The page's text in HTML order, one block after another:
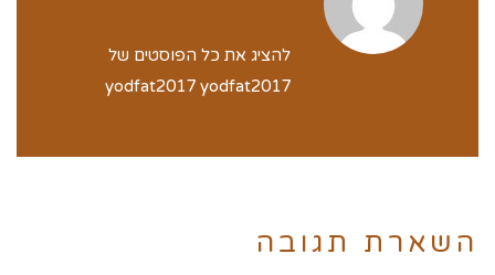
להציג את כל הפוסטים של
yodfat2017 yodfat2017
השארת תגובה